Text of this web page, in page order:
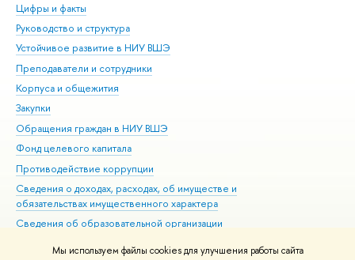
Мы используем файлы cookies для улучшения работы сайта
Цифры и факты
Руководство и структура
Устойчивое развитие в НИУ ВШЭ
Преподаватели и сотрудники
Корпуса и общежития
Закупки
Обращения граждан в НИУ ВШЭ
Фонд целевого капитала
Противодействие коррупции
Сведения о доходах, расходах, об имуществе и
обязательствах имущественного характера
Сведения об образовательной организации
Людям с ограниченными возможностями здоровья